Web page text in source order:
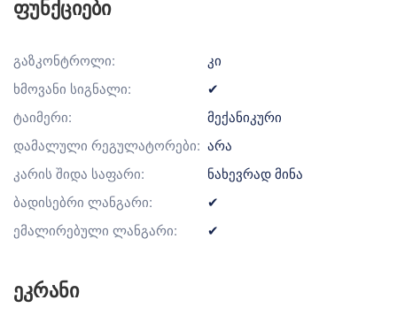
ფუნქციები
გაზკონტროლი:
კი
ხმოვანი სიგნალი:
✔
ტაიმერი:
მექანიკური
დამალული რეგულატორები: არა
კარის შიდა საფარი:
ნახევრად მინა
ბადისებრი ლანგარი:
✔
ემალირებული ლანგარი:
✔
ეკრანი